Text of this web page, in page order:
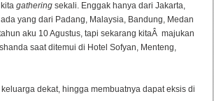
kita gathering sekali. Enggak hanya dari Jakarta,
ada yang dari Padang, Malaysia, Bandung, Medan
aku 10 Agustus, tapi sekarang kitaÂ majukan
saat ditemui di Hotel Sofyan, Menteng,
dekat, hingga membuatnya dapat eksis di